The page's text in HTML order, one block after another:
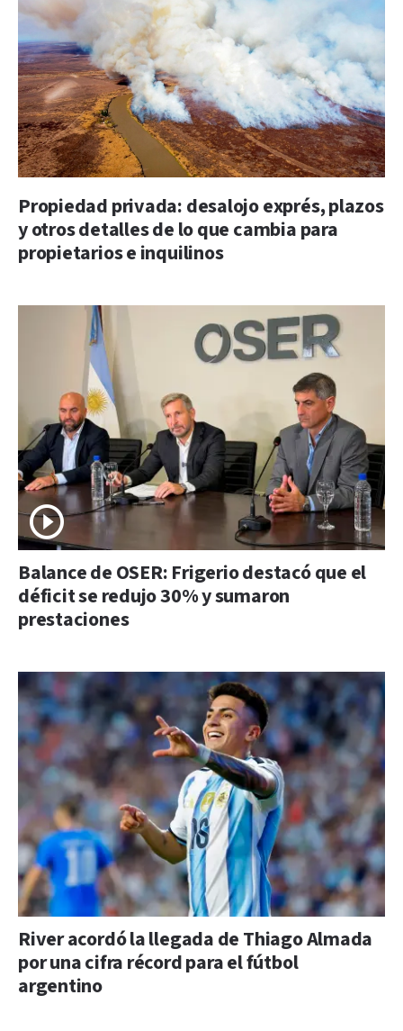
Propiedad privada: desalojo exprés, plazos
y otros detalles de lo que cambia para
propietarios e inquilinos
Balance de OSER: Frigerio destacó que el
déficit se redujo 30% y sumaron
prestaciones
River acordó la llegada de Thiago Almada
por una cifra récord para el fútbol
argentino